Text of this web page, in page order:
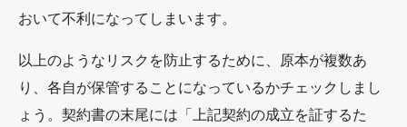
おいて不利になってしまいます。
以上のようなリスクを防止するために、原本が複数あ
り、各自が保管することになっているかチェックしまし
ょう。契約書の末尾には「上記契約の成立を証するた